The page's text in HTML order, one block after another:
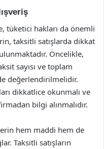
tüketici hakları da önemli
taksitli satışlarda dikkat
Öncelikle,
sayısı ve toplam
değerlendirilmelidir.
dikkatlice okunmalı ve
bilgi alınmalıdır.
hem maddi hem de
Taksitli satışların